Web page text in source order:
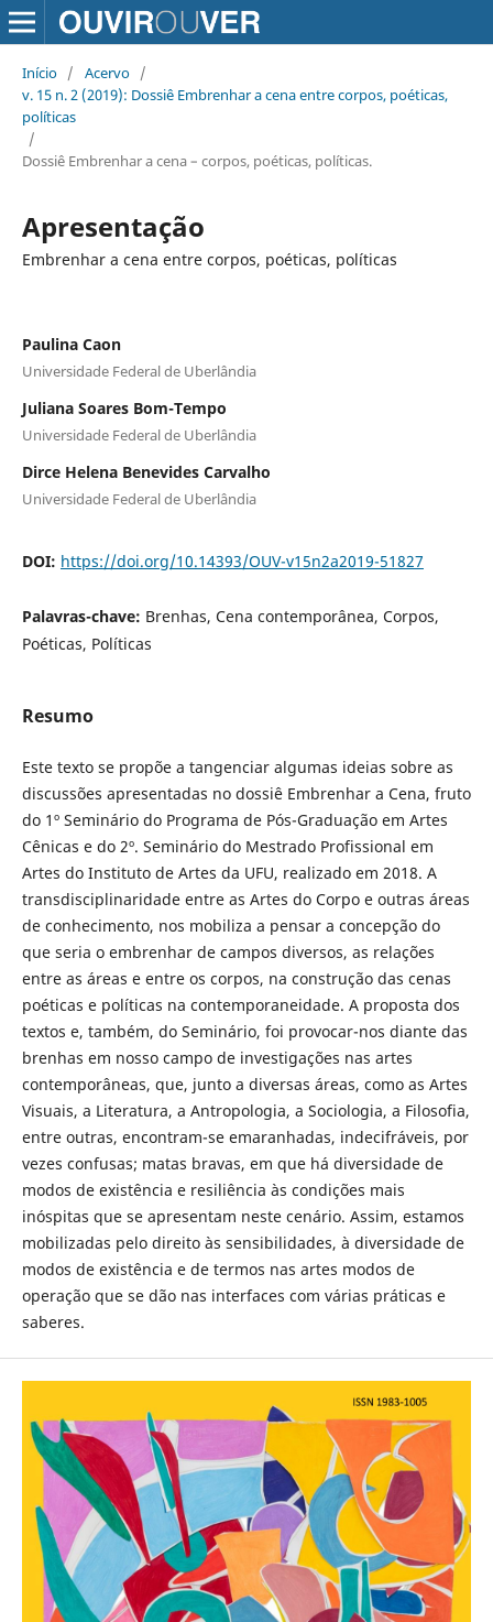
Início / Acervo /
v. 15 n. 2 (2019): Dossiê Embrenhar a cena entre corpos, poéticas,
políticas
/
Dossiê Embrenhar a cena – corpos, poéticas, políticas.
Apresentação
Embrenhar a cena entre corpos, poéticas, políticas
Paulina Caon
Universidade Federal de Uberlândia
Juliana Soares Bom-Tempo
Universidade Federal de Uberlândia
Dirce Helena Benevides Carvalho
Universidade Federal de Uberlândia
DOI: https://doi.org/10.14393/OUV-v15n2a2019-51827
Palavras-chave: Brenhas, Cena contemporânea, Corpos,
Poéticas, Políticas
Resumo
Este texto se propõe a tangenciar algumas ideias sobre as
discussões apresentadas no dossiê Embrenhar a Cena, fruto
do 1º Seminário do Programa de Pós-Graduação em Artes
Cênicas e do 2º. Seminário do Mestrado Profissional em
Artes do Instituto de Artes da UFU, realizado em 2018. A
transdisciplinaridade entre as Artes do Corpo e outras áreas
de conhecimento, nos mobiliza a pensar a concepção do
que seria o embrenhar de campos diversos, as relações
entre as áreas e entre os corpos, na construção das cenas
poéticas e políticas na contemporaneidade. A proposta dos
textos e, também, do Seminário, foi provocar-nos diante das
brenhas em nosso campo de investigações nas artes
contemporâneas, que, junto a diversas áreas, como as Artes
Visuais, a Literatura, a Antropologia, a Sociologia, a Filosofia,
entre outras, encontram-se emaranhadas, indecifráveis, por
vezes confusas; matas bravas, em que há diversidade de
modos de existência e resiliência às condições mais
inóspitas que se apresentam neste cenário. Assim, estamos
mobilizadas pelo direito às sensibilidades, à diversidade de
modos de existência e de termos nas artes modos de
operação que se dão nas interfaces com várias práticas e
saberes.